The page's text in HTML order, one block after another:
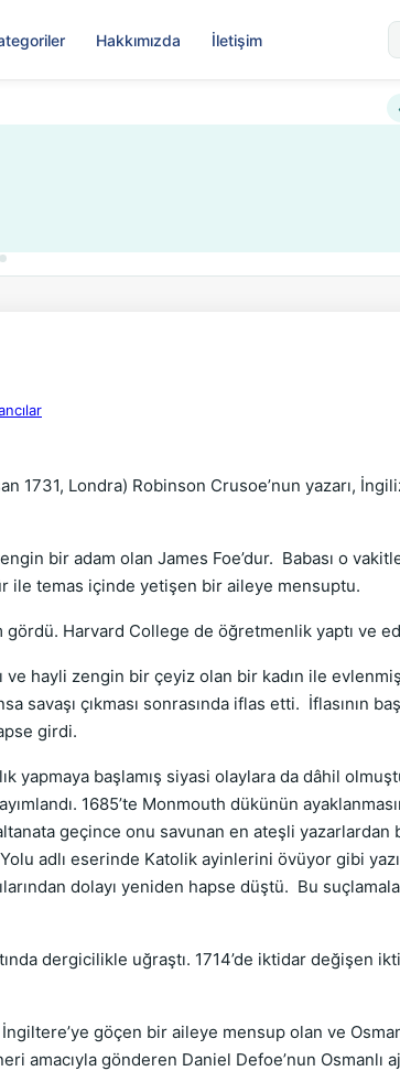
Hakkımızda İletişim
ve kredi sistemi getirildi
Londra) Robinson Crusoe’nun yazarı,
bir adam olan James Foe’dur. Babası o
ile temas içinde yetişen bir aileye mensuptu.
Harvard College de öğretmenlik yaptı ve
ve hayli zengin bir çeyiz olan bir kadın ile
savaşı çıkması sonrasında iflas etti. İflasının
girdi.
yapmaya başlamış siyasi olaylara da dâhil
1685’te Monmouth dükünün
geçince onu savunan en ateşli
adlı eserinde Katolik ayinlerini övüyor gibi
dolayı yeniden hapse düştü. Bu
dergicilikle uğraştı. 1714’de iktidar değişen
İngiltere’ye göçen bir aileye mensup olan ve
amacıyla gönderen Daniel Defoe’nun Osmanlı